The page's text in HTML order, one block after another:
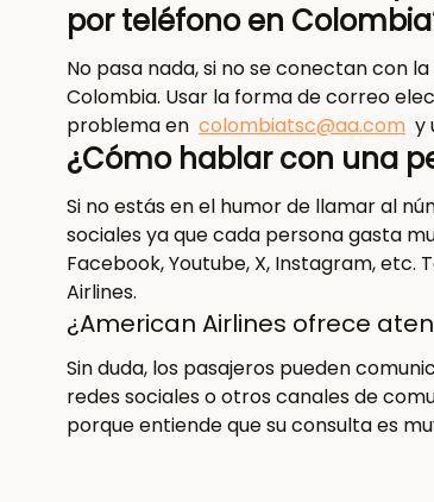
por teléfono en
No pasa nada, si no se conectan con
Colombia. Usar la forma de correo
problema en colombiatsc@aa.com y
¿Cómo hablar con una
Si no estás en el humor de llamar al
sociales ya que cada persona gasta
Facebook, Youtube, X, Instagram,
Airlines.
¿American Airlines ofrece
Sin duda, los pasajeros pueden
redes sociales o otros canales de
porque entiende que su consulta es